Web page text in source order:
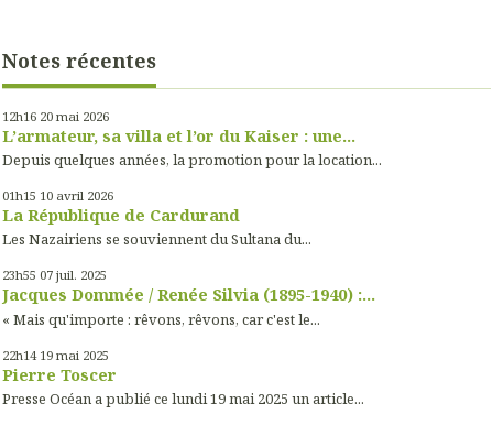
Notes récentes
12h16 20 mai 2026
L’armateur, sa villa et l’or du Kaiser : une...
Depuis quelques années, la promotion pour la location...
01h15 10 avril 2026
La République de Cardurand
Les Nazairiens se souviennent du Sultana du...
23h55 07 juil. 2025
Jacques Dommée / Renée Silvia (1895-1940) :...
« Mais qu'importe : rêvons, rêvons, car c'est le...
22h14 19 mai 2025
Pierre Toscer
Presse Océan a publié ce lundi 19 mai 2025 un article...